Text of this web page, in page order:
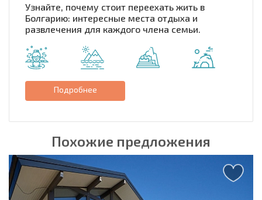
Узнайте, почему стоит переехать жить в
Болгарию: интересные места отдыха и
развлечения для каждого члена семьи.
Подробнее
Похожие предложения